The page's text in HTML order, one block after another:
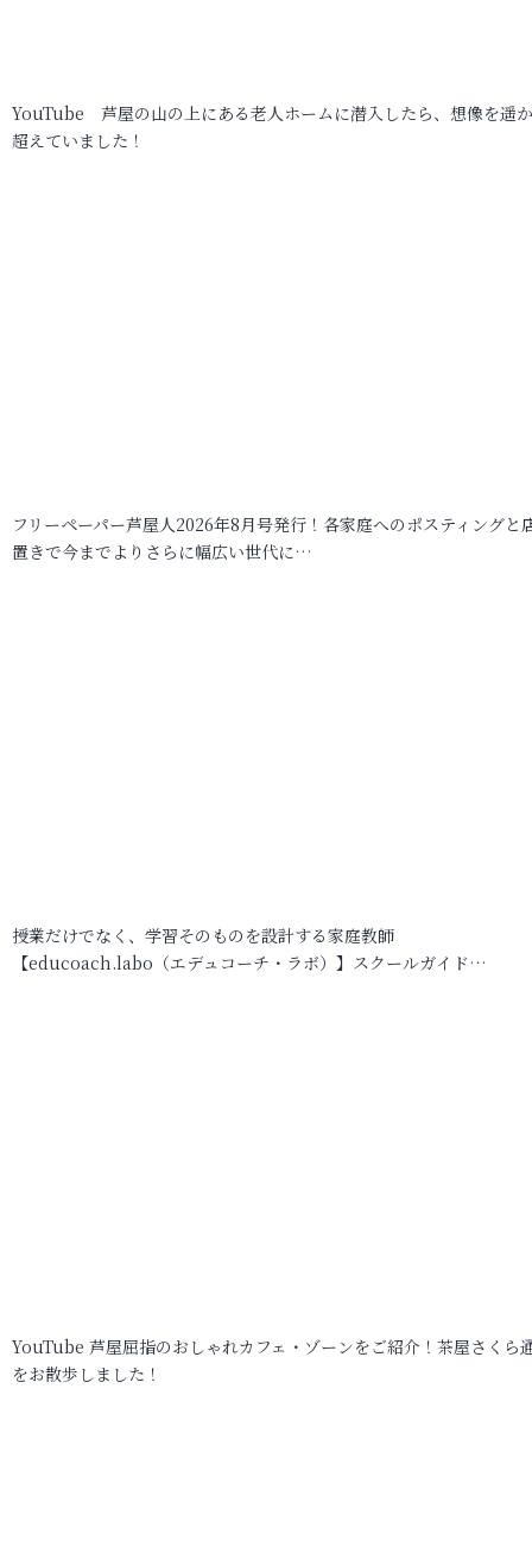
YouTube 芦屋の山の上にある老人ホームに潜入したら、想像を遥
超えていました！
フリーペーパー芦屋人2026年8月号発行！各家庭へのポスティングと
置きで今までよりさらに幅広い世代に…
授業だけでなく、学習そのものを設計する家庭教師
【educoach.labo（エデュコーチ・ラボ）】スクールガイド…
YouTube 芦屋屈指のおしゃれカフェ・ゾーンをご紹介！茶屋さくら
をお散歩しました！